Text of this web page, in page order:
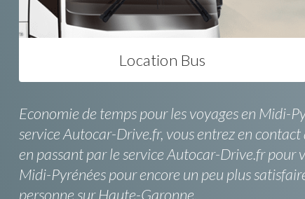
Location Bus
Economie de temps pour les voyages en Midi-
service Autocar-Drive.fr, vous entrez en
en passant par le service Autocar-Drive.fr pour
Midi-Pyrénées pour encore un peu plus
personne sur Haute-Garonne.